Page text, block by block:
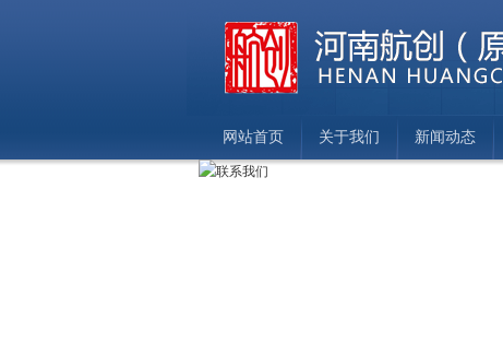
网站首页 关于我们 新闻动态